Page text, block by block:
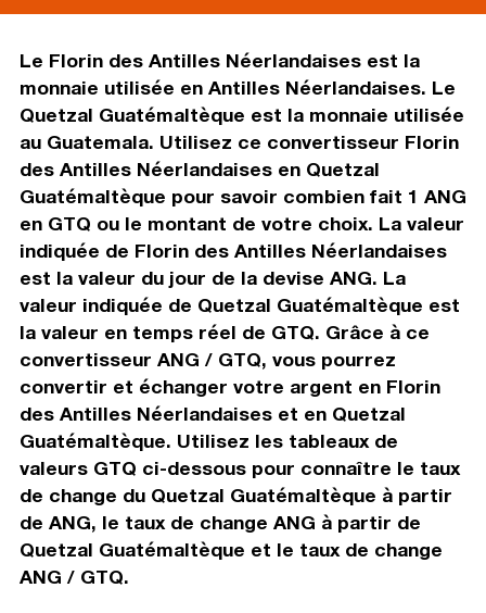
Le Florin des Antilles Néerlandaises est la
monnaie utilisée en Antilles Néerlandaises. Le
Quetzal Guatémaltèque est la monnaie utilisée
au Guatemala. Utilisez ce convertisseur Florin
des Antilles Néerlandaises en Quetzal
Guatémaltèque pour savoir combien fait 1 ANG
en GTQ ou le montant de votre choix. La valeur
indiquée de Florin des Antilles Néerlandaises
est la valeur du jour de la devise ANG. La
valeur indiquée de Quetzal Guatémaltèque est
la valeur en temps réel de GTQ. Grâce à ce
convertisseur ANG / GTQ, vous pourrez
convertir et échanger votre argent en Florin
des Antilles Néerlandaises et en Quetzal
Guatémaltèque. Utilisez les tableaux de
valeurs GTQ ci-dessous pour connaître le taux
de change du Quetzal Guatémaltèque à partir
de ANG, le taux de change ANG à partir de
Quetzal Guatémaltèque et le taux de change
ANG / GTQ.